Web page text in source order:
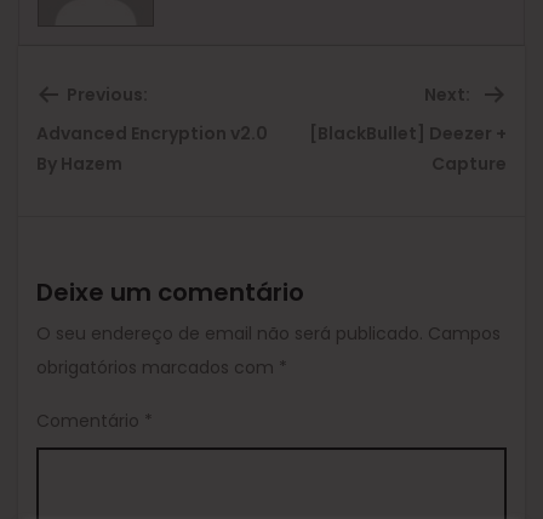
Previous:
Previous
post:
Advanced Encryption v2.0
By Hazem
Next:
[BlackBullet] Deezer +
Capture
Deixe um comentário
O seu endereço de email não será publicado. Campos
obrigatórios marcados com *
Comentário *